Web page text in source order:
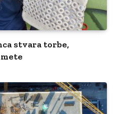
stvara torbe,